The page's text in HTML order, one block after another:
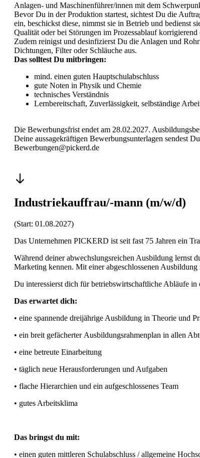
Anlagen- und Maschinenführer/innen mit dem
Bevor Du in der Produktion startest, sichtest Du die
ein, beschickst diese, nimmst sie in Betrieb und bedienst
Qualität oder bei Störungen im Prozessablauf korrigierend
Zudem reinigst und desinfizierst Du die Anlagen und
Dichtungen, Filter oder Schläuche aus.
Das solltest Du mitbringen:
mind. einen guten Hauptschulabschluss
gute Noten in Physik und Chemie
technisches Verständnis
Lernbereitschaft, Zuverlässigkeit, selbständige
Die Bewerbungsfrist endet am 28.02.2027.
Deine aussagekräftigen Bewerbungsunterlagen sendest
Bewerbungen@pickerd.de
Industriekauffrau/-mann (m/w/d)
(Start: 01.08.2027)
Das Unternehmen PICKERD ist seit fast 75 Jahren ein
Während deiner abwechslungsreichen Ausbildung lernst
Marketing kennen. Mit einer abgeschlossenen
Du interessierst dich für betriebswirtschaftliche Abläufe
Das erwartet dich:
• eine spannende dreijährige Ausbildung in Theorie und
• ein breit gefächerter Ausbildungsrahmenplan in allen
• eine betreute Einarbeitung
• täglich neue Herausforderungen und Aufgaben
• flache Hierarchien und ein aufgeschlossenes Team
• gutes Arbeitsklima
Das bringst du mit:
• einen guten mittleren Schulabschluss / allgemeine